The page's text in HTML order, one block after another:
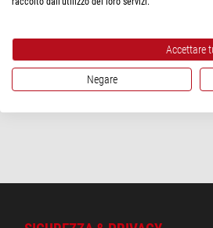
Accettare
Negare